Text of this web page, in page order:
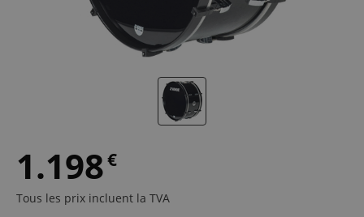
1.198€
Tous les prix incluent la TVA